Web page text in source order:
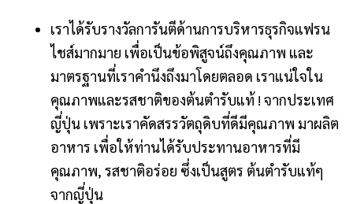
เราได้รับรางวัลการันตีด้านการบริหารธุรกิจแฟรน
ไชส์มากมาย เพื่อเป็นข้อพิสูจน์ถึงคุณภาพ และ
มาตรฐานที่เราคำนึงถึงมาโดยตลอด เราแน่ใจใน
คุณภาพและรสชาติของต้นตำรับแท้ ! จากประเทศ
ญี่ปุ่น เพราะเราคัดสรรวัตถุดิบที่ดีมีคุณภาพ มาผลิต
อาหาร เพื่อให้ท่านได้รับประทานอาหารที่มี
คุณภาพ, รสชาติอร่อย ซึ่งเป็นสูตร ต้นตำรับแท้ๆ
จากญี่ปุ่น